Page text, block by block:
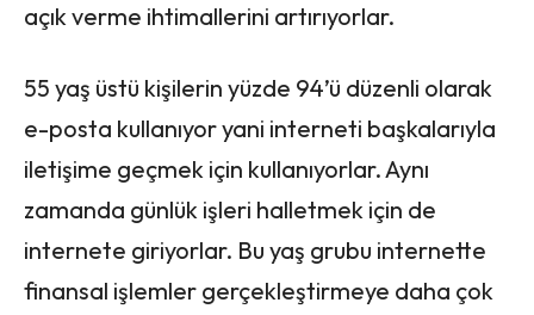
açık verme ihtimallerini artırıyorlar.
55 yaş üstü kişilerin yüzde 94’ü düzenli olarak
e-posta kullanıyor yani interneti başkalarıyla
iletişime geçmek için kullanıyorlar. Aynı
zamanda günlük işleri halletmek için de
internete giriyorlar. Bu yaş grubu internette
finansal işlemler gerçekleştirmeye daha çok